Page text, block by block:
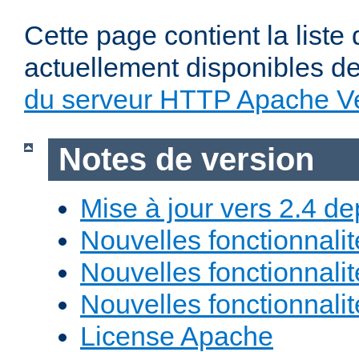
Cette page contient la liste
actuellement disponibles
du serveur HTTP Apache
Notes de version
Mise à jour vers 2.4
Nouvelles
Nouvelles
Nouvelles
License Apache